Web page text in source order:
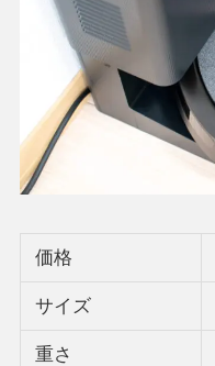
価格
サイズ
重さ